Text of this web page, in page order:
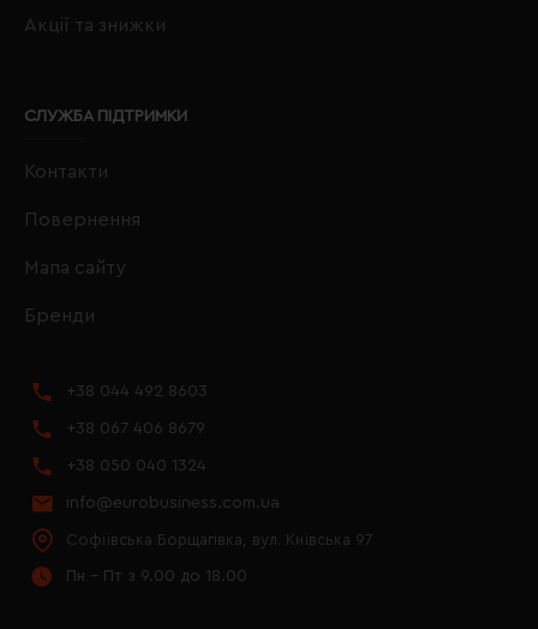
Акції та знижки
СЛУЖБА ПІДТРИМКИ
Контакти
Повернення
Мапа сайту
Бренди
+38 044 492 8603
+38 067 406 8679
+38 050 040 1324
info@eurobusiness.com.ua
Софіївська Борщагівка, вул. Київська 97
Пн - Пт з 9.00 до 18.00